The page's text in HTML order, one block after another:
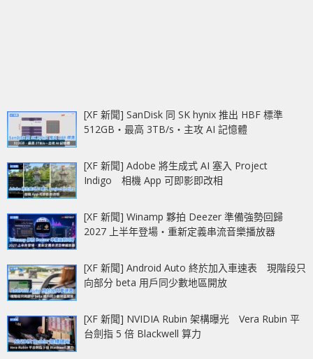
[XF 新聞] SanDisk 同 SK hynix 推出 HBF 標準
512GB‧最高 3TB/s‧主攻 AI 記憶體
[XF 新聞] Adobe 將生成式 AI 塞入 Project
Indigo 相機 App 可即影即改相
[XF 新聞] Winamp 夥拍 Deezer 準備強勢回歸
2027 上半年登場‧重新定義串流音樂播放器
[XF 新聞] Android Auto 終於加入車速表 現階段只
向部分 beta 用戶同少數地區開放
[XF 新聞] NVIDIA Rubin 架構曝光 Vera Rubin 平
台劍指 5 倍 Blackwell 算力